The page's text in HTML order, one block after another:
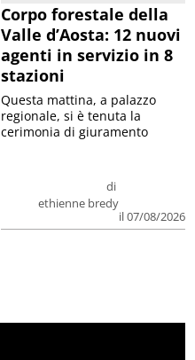
Corpo forestale della
Valle d’Aosta: 12 nuovi
agenti in servizio in 8
stazioni
di
ethienne bredy
il 07/08/2026
Questa mattina, a palazzo
regionale, si è tenuta la
cerimonia di giuramento